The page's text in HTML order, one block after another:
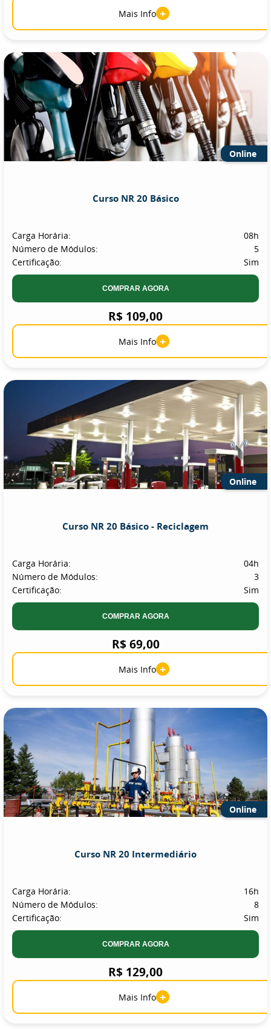
Mais Info +
Online
Curso NR 20 Básico
Carga Horária:
08h
Número de Módulos:
5
Certificação:
Sim
COMPRAR AGORA
R$ 109,00
Mais Info +
Online
Curso NR 20 Básico - Reciclagem
Carga Horária:
04h
Número de Módulos:
3
Certificação:
Sim
COMPRAR AGORA
R$ 69,00
Mais Info +
Online
Curso NR 20 Intermediário
Carga Horária:
16h
Número de Módulos:
8
Certificação:
Sim
COMPRAR AGORA
R$ 129,00
Mais Info +